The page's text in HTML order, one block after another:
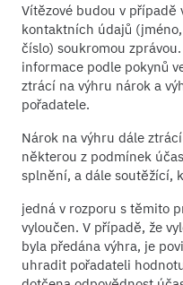
Vítězové budou v případě
kontaktních údajů
číslo) soukromou
informace podle pokynů
ztrácí na výhru nárok a
pořadatele.
Nárok na výhru dále
některou z podmínek
splnění, a dále soutěžící,
jedná v rozporu s těmito
vyloučen. V případě, že
byla předána výhra, je
uhradit pořadateli